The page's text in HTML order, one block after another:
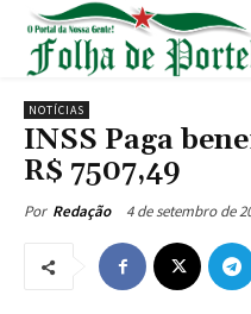
NOTÍCIAS
INSS Paga
R$ 7507,49
Por Redação 4 de setembro de